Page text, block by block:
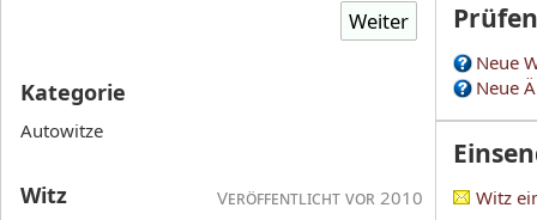
Prüfen
Neue
Neue
Witz
Kategorie
Autowitze
Veröffentlicht vor 2010
Witz